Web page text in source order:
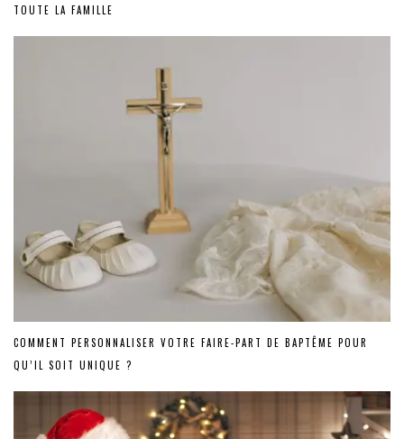
TOUTE LA FAMILLE
COMMENT PERSONNALISER VOTRE FAIRE-PART DE BAPTÊME POUR
QU’IL SOIT UNIQUE ?